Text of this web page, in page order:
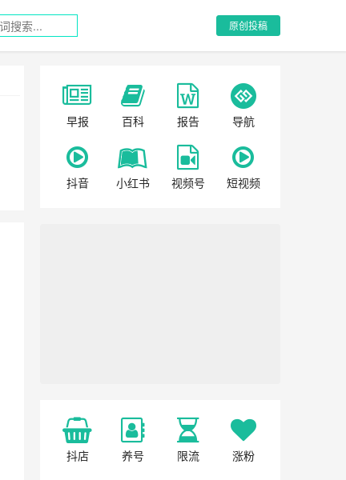
原创投稿
早报 百科 报告 导航
抖音 小红书 视频号 短视频
抖店 养号 限流 涨粉